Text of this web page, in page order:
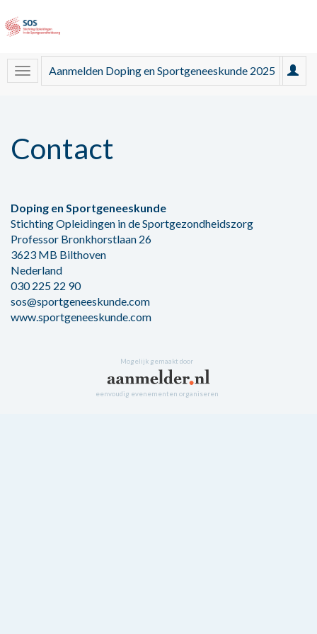
Aanmelden Doping en Sportgeneeskunde 2025
Contact
Doping en Sportgeneeskunde
Stichting Opleidingen in de Sportgezondheidszorg
Professor Bronkhorstlaan 26
3623 MB Bilthoven
Nederland
030 225 22 90
sos@sportgeneeskunde.com
www.sportgeneeskunde.com
Mogelijk gemaakt door
eenvoudig evenementen organiseren